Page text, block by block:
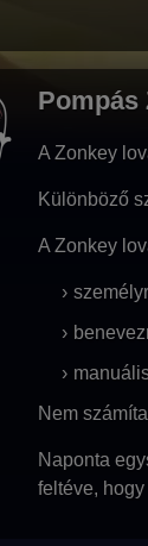
Pompás
A Zonkey
Különböző
A Zonkey
Nem
Naponta
feltéve,